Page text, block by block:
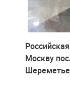
Москву